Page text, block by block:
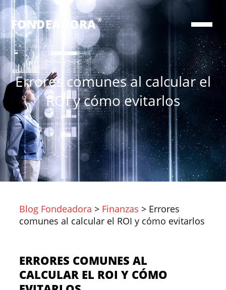
FONDEADORA®
Errores comunes al calcular el
ROI y cómo evitarlos
Blog Fondeadora > Finanzas > Errores
comunes al calcular el ROI y cómo evitarlos
ERRORES COMUNES AL
CALCULAR EL ROI Y CÓMO